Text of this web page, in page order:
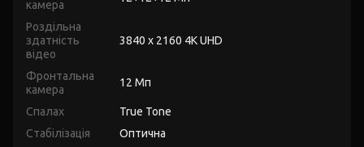
камера
Роздільна
здатність
відео
3840 x 2160 4K UHD
Фронтальна
камера
12 Мп
Спалах
True Tone
Стабілізація
Оптична